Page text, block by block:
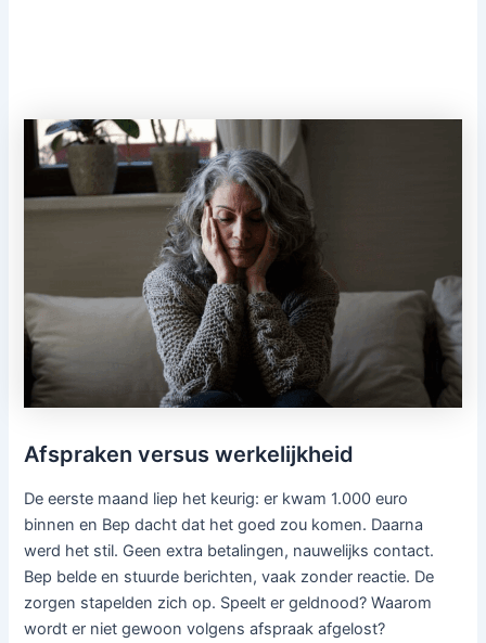
Afspraken versus werkelijkheid
De eerste maand liep het keurig: er kwam 1.000 euro
binnen en Bep dacht dat het goed zou komen. Daarna
werd het stil. Geen extra betalingen, nauwelijks contact.
Bep belde en stuurde berichten, vaak zonder reactie. De
zorgen stapelden zich op. Speelt er geldnood? Waarom
wordt er niet gewoon volgens afspraak afgelost?